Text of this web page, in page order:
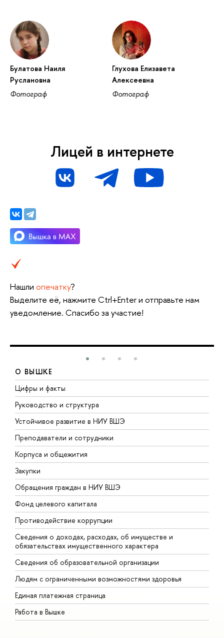
Булатова Наиля
Руслановна
Фотограф
Глухова Елизавета
Алексеевна
Фотограф
Лицей в интернете
Нашли опечатку?
Выделите её, нажмите Ctrl+Enter и отправьте нам
уведомление. Спасибо за участие!
О ВЫШКЕ
Цифры и факты
Руководство и структура
Устойчивое развитие в НИУ ВШЭ
Преподаватели и сотрудники
Корпуса и общежития
Закупки
Обращения граждан в НИУ ВШЭ
Фонд целевого капитала
Противодействие коррупции
Сведения о доходах, расходах, об имуществе и
обязательствах имущественного характера
Сведения об образовательной организации
Людям с ограниченными возможностями здоровья
Единая платежная страница
Работа в Вышке